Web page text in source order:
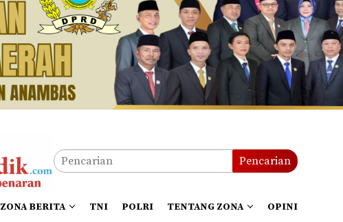
Pencarian
ZONA BERITA TNI POLRI TENTANG ZONA OPINI